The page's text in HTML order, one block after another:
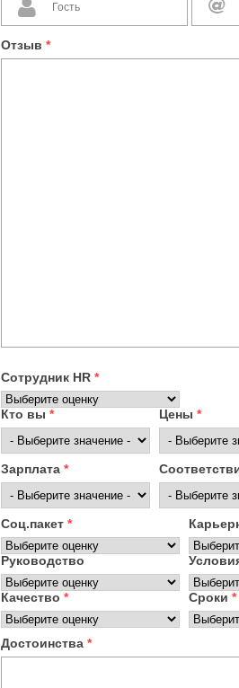
Отзыв *
Сотрудник HR *
Кто вы * Цены *
Зарплата *
Соц.пакет *
Руководство
Качество * Сроки *
Достоинства *